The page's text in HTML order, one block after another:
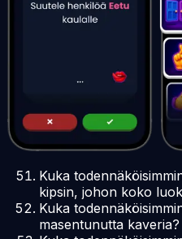
Kuka
kipsin, johon koko
Kuka
masentunutta kaveria?